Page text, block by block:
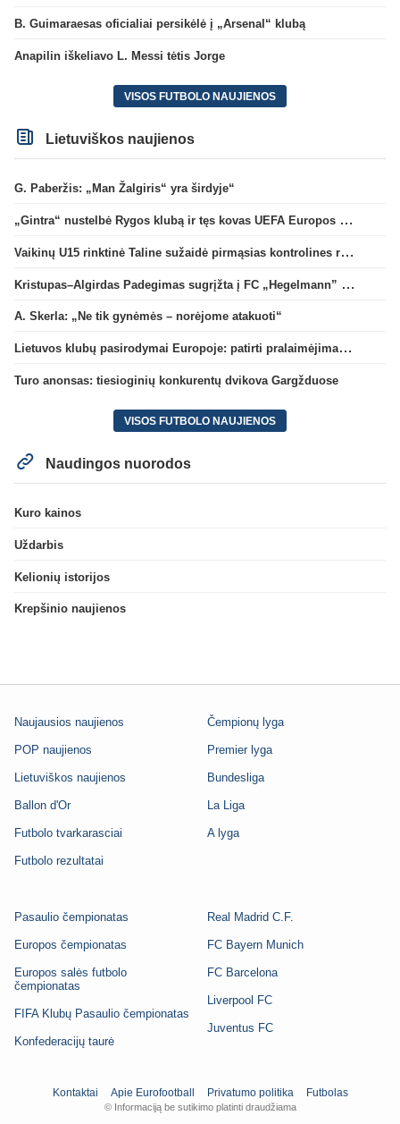
B. Guimaraesas oficialiai persikėlė į „Arsenal“ klubą
Anapilin iškeliavo L. Messi tėtis Jorge
VISOS FUTBOLO NAUJIENOS
Lietuviškos naujienos
G. Paberžis: „Man Žalgiris“ yra širdyje“
„Gintra“ nustelbė Rygos klubą ir tęs kovas UEFA Europos taurės atrankoje
Vaikinų U15 rinktinė Taline sužaidė pirmąsias kontrolines rungtynes
Kristupas–Algirdas Padegimas sugrįžta į FC „Hegelmann” B sudėtį
A. Skerla: „Ne tik gynėmės – norėjome atakuoti“
Lietuvos klubų pasirodymai Europoje: patirti pralaimėjimai Kroatijos atstovams
Turo anonsas: tiesioginių konkurentų dvikova Gargžduose
VISOS FUTBOLO NAUJIENOS
Naudingos nuorodos
Kuro kainos
Uždarbis
Kelionių istorijos
Krepšinio naujienos
Naujausios naujienos
POP naujienos
Lietuviškos naujienos
Ballon d'Or
Futbolo tvarkarasciai
Futbolo rezultatai
Čempionų lyga
Premier lyga
Bundesliga
La Liga
A lyga
Pasaulio čempionatas
Europos čempionatas
Europos salės futbolo
čempionatas
FIFA Klubų Pasaulio čempionatas
Konfederacijų taurė
Real Madrid C.F.
FC Bayern Munich
FC Barcelona
Liverpool FC
Juventus FC
Kontaktai Apie Eurofootball Privatumo politika Futbolas
© Informaciją be sutikimo platinti draudžiama